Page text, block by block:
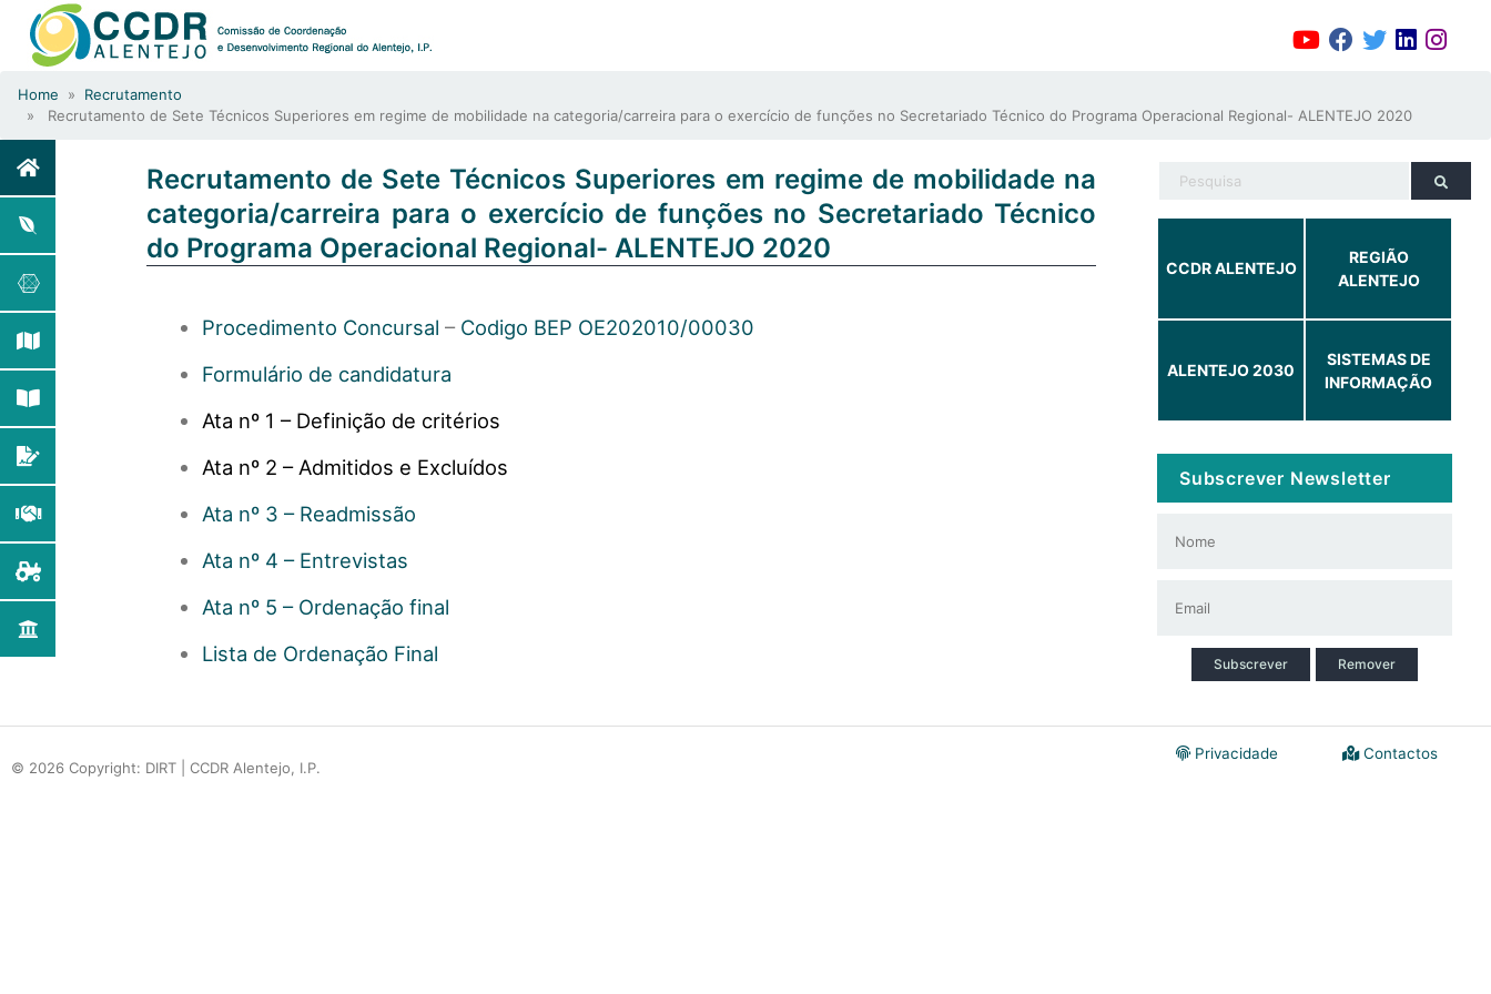
Home » Recrutamento
» Recrutamento de Sete Técnicos Superiores em regime de mobilidade na categoria/carreira para o exercício de funções no Secretariado Técnico do Programa Operacional Regional- ALENTEJO 2020
Recrutamento de Sete Técnicos Superiores em regime de mobilidade na
categoria/carreira para o exercício de funções no Secretariado Técnico
do Programa Operacional Regional- ALENTEJO 2020
Procedimento Concursal – Codigo BEP OE202010/00030
Formulário de candidatura
Ata nº 1 – Definição de critérios
Ata nº 2 – Admitidos e Excluídos
Ata nº 3 – Readmissão
Ata nº 4 – Entrevistas
Ata nº 5 – Ordenação final
Lista de Ordenação Final
CCDR ALENTEJO
REGIÃO
ALENTEJO
ALENTEJO 2030
SISTEMAS DE
INFORMAÇÃO
Subscrever Newsletter
Subscrever Remover
© 2026 Copyright: DIRT | CCDR Alentejo, I.P.
Contactos
Privacidade